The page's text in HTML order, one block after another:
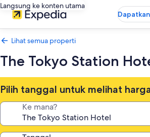
Langsung ke konten utama
Lihat semua properti
The Tokyo Station
Pilih tanggal untuk melihat
Ke mana?